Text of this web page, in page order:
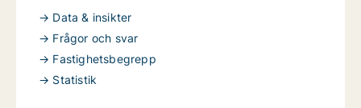
→ Data & insikter
→ Frågor och svar
→ Fastighetsbegrepp
→ Statistik